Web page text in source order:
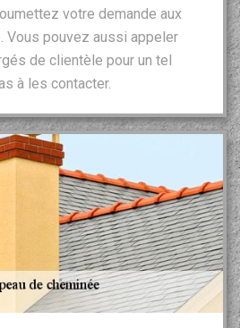
votre demande aux
Vous pouvez aussi appeler
de clientèle pour un tel
à les contacter.